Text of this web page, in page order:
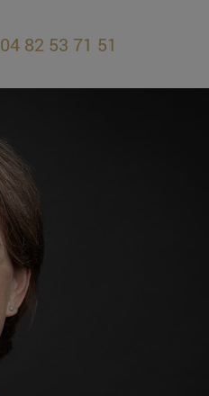
04 82 53 71 51